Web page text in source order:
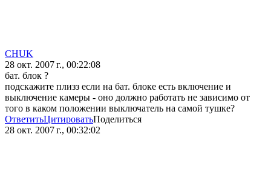
CHUK
28 окт. 2007 г., 00:22:08
бат. блок ?
подскажите плизз если на бат. блоке есть включение и
выключение камеры - оно должно работать не зависимо от
того в каком положении выключатель на самой тушке?
ОтветитьЦитироватьПоделиться
28 окт. 2007 г., 00:32:02